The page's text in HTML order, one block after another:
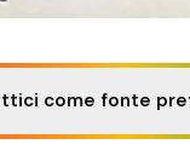
come fonte